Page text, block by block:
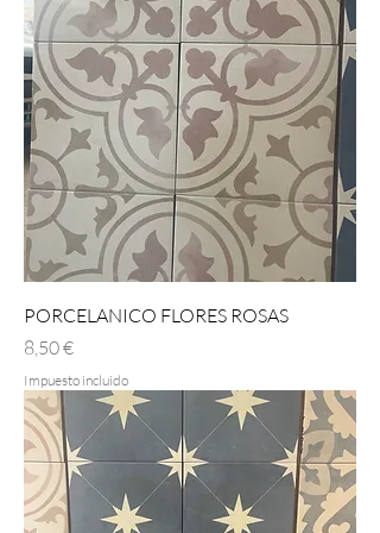
PORCELANICO FLORES ROSAS
Precio
8,50 €
Impuesto incluido